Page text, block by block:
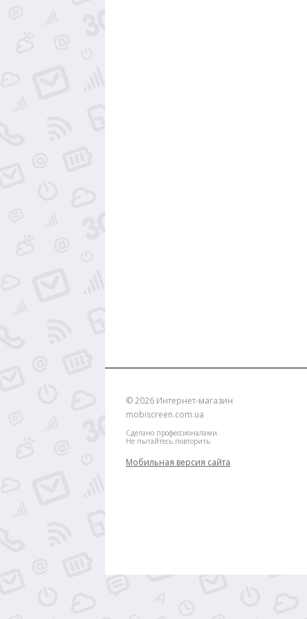
© 2026 Интернет-магазин
mobiscreen.com.ua
Сделано профессионалами.
Не пытайтесь повторить
Мобильная версия сайта